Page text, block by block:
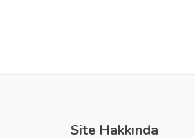
Site Hakkında